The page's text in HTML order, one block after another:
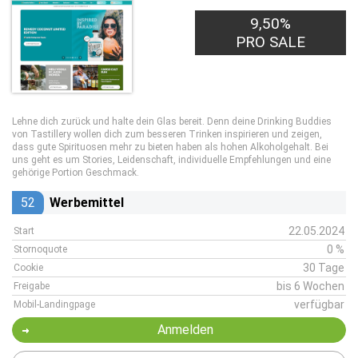
9,50%
PRO SALE
Lehne dich zurück und halte dein Glas bereit. Denn deine Drinking Buddies
von Tastillery wollen dich zum besseren Trinken inspirieren und zeigen,
dass gute Spirituosen mehr zu bieten haben als hohen Alkoholgehalt. Bei
uns geht es um Stories, Leidenschaft, individuelle Empfehlungen und eine
gehörige Portion Geschmack.
52 Werbemittel
Start 22.05.2024
Stornoquote 0 %
Cookie 30 Tage
Freigabe bis 6 Wochen
Mobil-Landingpage verfügbar
Anmelden